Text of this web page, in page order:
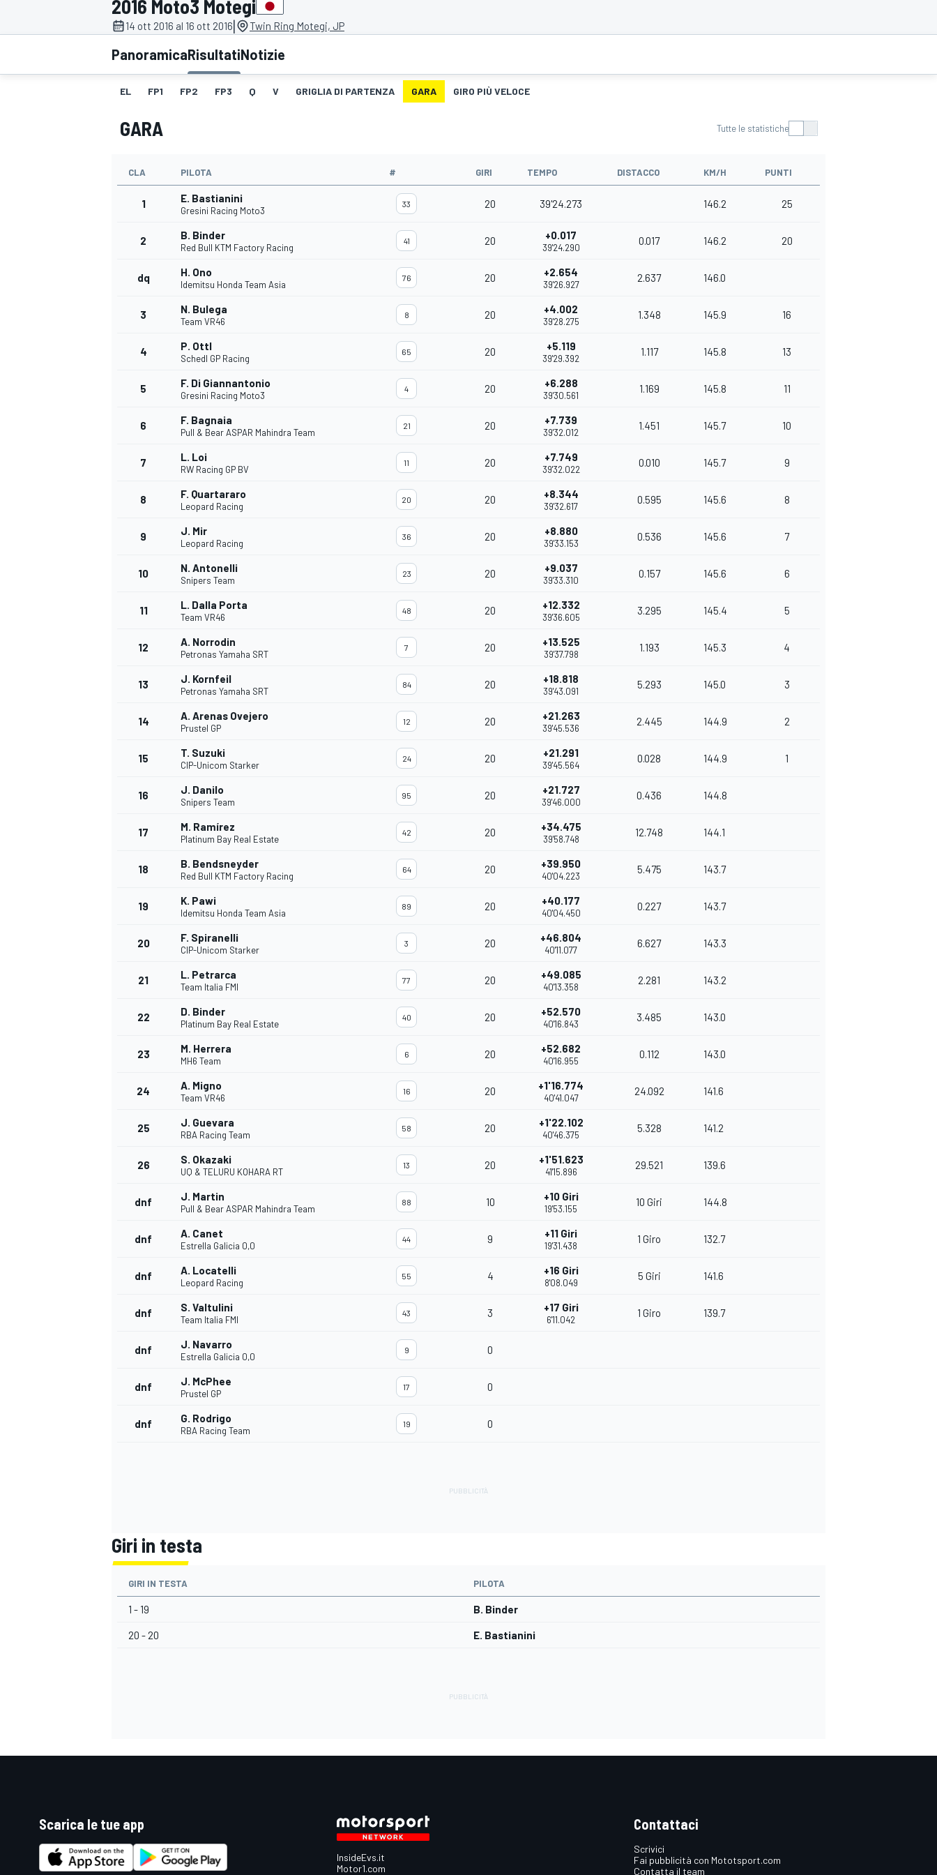
MOTOGP WEC
WRC
MONOPOSTO
RALLY
2016 Moto3 Motegi
14 ott 2016 al 16 ott 2016| Twin Ring Motegi, JP
PanoramicaRisultatiNotizie
EL FP1 FP2 FP3 Q V GRIGLIA DI PARTENZA GARA GIRO PIÙ VELOCE
GARA Tutte le statistiche
CLA PILOTA # GIRI TEMPO DISTACCO KM/H PUNTI
1 E. Bastianini
Gresini Racing Moto3
33 20 39'24.273 146.2 25
2 B. Binder
Red Bull KTM Factory Racing
41 20 +0.017
39'24.290
0.017 146.2 20
dq H. Ono
Idemitsu Honda Team Asia
76 20 +2.654
39'26.927
2.637 146.0
3 N. Bulega
Team VR46
8 20 +4.002
39'28.275
1.348 145.9 16
4 P. Ottl
Schedl GP Racing
65 20 +5.119
39'29.392
1.117 145.8 13
5 F. Di Giannantonio
Gresini Racing Moto3
4 20 +6.288
39'30.561
1.169 145.8 11
6 F. Bagnaia
Pull & Bear ASPAR Mahindra Team
21 20 +7.739
39'32.012
1.451 145.7 10
7 L. Loi
RW Racing GP BV
11 20 +7.749
39'32.022
0.010 145.7 9
8 F. Quartararo
Leopard Racing
20 20 +8.344
39'32.617
0.595 145.6 8
9 J. Mir
Leopard Racing
36 20 +8.880
39'33.153
0.536 145.6 7
10 N. Antonelli
Snipers Team
23 20 +9.037
39'33.310
0.157 145.6 6
11 L. Dalla Porta
Team VR46
48 20 +12.332
39'36.605
3.295 145.4 5
12 A. Norrodin
Petronas Yamaha SRT
7 20 +13.525
39'37.798
1.193 145.3 4
13 J. Kornfeil
Petronas Yamaha SRT
84 20 +18.818
39'43.091
5.293 145.0 3
14 A. Arenas Ovejero
Prustel GP
12 20 +21.263
39'45.536
2.445 144.9 2
15 T. Suzuki
CIP-Unicom Starker
24 20 +21.291
39'45.564
0.028 144.9 1
16 J. Danilo
Snipers Team
95 20 +21.727
39'46.000
0.436 144.8
17 M. Ramírez
Platinum Bay Real Estate
42 20 +34.475
39'58.748
12.748 144.1
18 B. Bendsneyder
Red Bull KTM Factory Racing
64 20 +39.950
40'04.223
5.475 143.7
19 K. Pawi
Idemitsu Honda Team Asia
89 20 +40.177
40'04.450
0.227 143.7
20 F. Spiranelli
CIP-Unicom Starker
3 20 +46.804
40'11.077
6.627 143.3
21 L. Petrarca
Team Italia FMI
77 20 +49.085
40'13.358
2.281 143.2
22 D. Binder
Platinum Bay Real Estate
40 20 +52.570
40'16.843
3.485 143.0
23 M. Herrera
MH6 Team
6 20 +52.682
40'16.955
0.112 143.0
24 A. Migno
Team VR46
16 20 +1'16.774
40'41.047
24.092 141.6
25 J. Guevara
RBA Racing Team
58 20 +1'22.102
40'46.375
5.328 141.2
26 S. Okazaki
UQ & TELURU KOHARA RT
13 20 +1'51.623
41'15.896
29.521 139.6
dnf J. Martin
Pull & Bear ASPAR Mahindra Team
88 10 +10 Giri
19'53.155
10 Giri 144.8
dnf A. Canet
Estrella Galicia 0,0
44 9 +11 Giri
19'31.438
1 Giro 132.7
dnf A. Locatelli
Leopard Racing
55 4 +16 Giri
8'08.049
5 Giri 141.6
dnf S. Valtulini
Team Italia FMI
43 3 +17 Giri
6'11.042
1 Giro 139.7
dnf J. Navarro
Estrella Galicia 0,0
9 0
dnf J. McPhee
Prustel GP
17 0
dnf G. Rodrigo
RBA Racing Team
19 0
Giri in testa
GIRI IN TESTA PILOTA
1 - 19 B. Binder
20 - 20 E. Bastianini
Scarica le tue app
InsideEvs.it
Motor1.com
Contattaci
Scrivici
Fai pubblicità con Mototsport.com
Contatta il team